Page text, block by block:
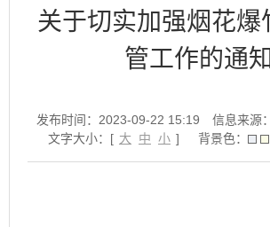
关于切实加强烟花爆
管工作的通知
发布时间：2023-09-22 15:19
信息来源
文字大小：[ 大 中 小 ] 背景色：